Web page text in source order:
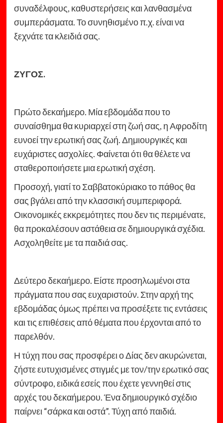
συναδέλφους, καθυστερήσεις και λανθασμένα
συμπεράσματα. Το συνηθισμένο π.χ. είναι να
ξεχνάτε τα κλειδιά σας.
ΖΥΓΟΣ.
Πρώτο δεκαήμερο. Μία εβδομάδα που το
συναίσθημα θα κυριαρχεί στη ζωή σας, η Αφροδίτη
ευνοεί την ερωτική σας ζωή. Δημιουργικές και
ευχάριστες ασχολίες. Φαίνεται ότι θα θέλετε να
σταθεροποιήσετε μια ερωτική σχέση.
Προσοχή, γιατί το Σαββατοκύριακο το πάθος θα
σας βγάλει από την κλασσική συμπεριφορά.
Οικονομικές εκκρεμότητες που δεν τις περιμένατε,
θα προκαλέσουν αστάθεια σε δημιουργικά σχέδια.
Ασχοληθείτε με τα παιδιά σας.
Δεύτερο δεκαήμερο. Είστε προσηλωμένοι στα
πράγματα που σας ευχαριστούν. Στην αρχή της
εβδομάδας όμως πρέπει να προσέξετε τις εντάσεις
και τις επιθέσεις από θέματα που έρχονται από το
παρελθόν.
Η τύχη που σας προσφέρει ο Δίας δεν ακυρώνεται,
ζήστε ευτυχισμένες στιγμές με τον/την ερωτικό σας
σύντροφο, ειδικά εσείς που έχετε γεννηθεί στις
αρχές του δεκαήμερου. Ένα δημιουργικό σχέδιο
παίρνει “σάρκα και οστά”. Τύχη από παιδιά.